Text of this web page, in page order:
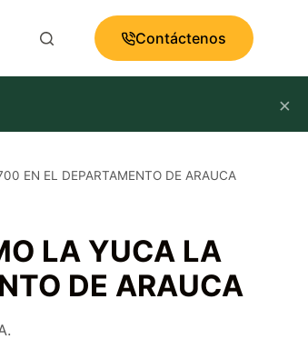
Contáctenos
×
EN EL DEPARTAMENTO DE ARAUCA
LA YUCA LA
DE ARAUCA